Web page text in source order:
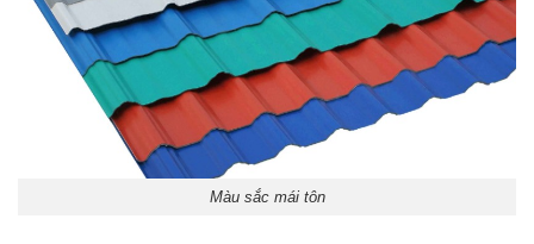
Màu sắc mái tôn